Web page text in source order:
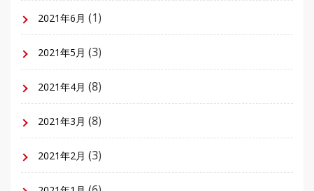
2021年6月 (1)
2021年5月 (3)
2021年4月 (8)
2021年3月 (8)
2021年2月 (3)